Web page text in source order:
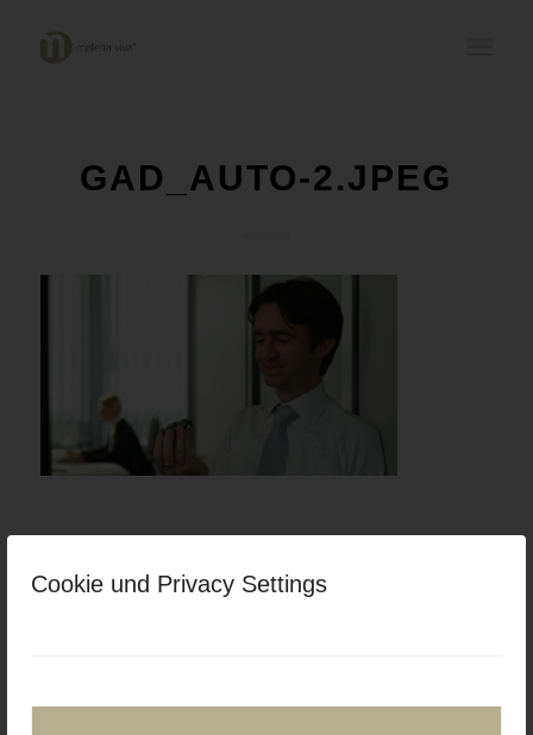
Cookie und Privacy Settings
GAD_AUTO-2.JPEG
15. OKTOBER 2015
/ 0 KOMMENTARE